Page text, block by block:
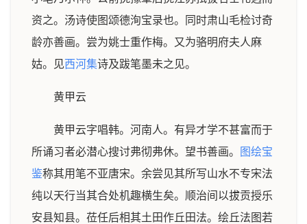
资之。汤诗使图颂德洵宝录也。同时肃山毛检讨奇
龄亦善画。尝为姚士重作梅。又为骆明府夫人麻
姑。见西河集诗及跋笔墨未之见。
黄甲云
黄甲云字唱韩。河南人。有异才学不甚富而于
所诵习者必潜心搜讨弗彻弗休。望书善画。
图绘宝
鉴称其用笔不亚唐宋。余尝见其所写山水不专宋法
纯以天行当其合处机趣横生矣。顺治间以拔贡授乐
安县知县。莅任后相其土田作丘田法。绘丘法图若